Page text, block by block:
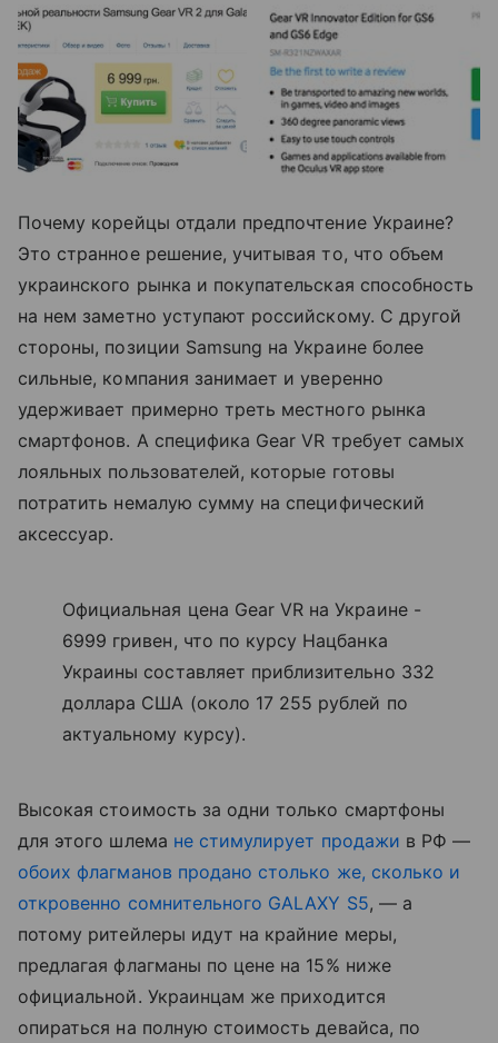
Почему корейцы отдали предпочтение Украине?
Это странное решение, учитывая то, что объем
украинского рынка и покупательская способность
на нем заметно уступают российскому. С другой
стороны, позиции Samsung на Украине более
сильные, компания занимает и уверенно
удерживает примерно треть местного рынка
смартфонов. А специфика Gear VR требует самых
лояльных пользователей, которые готовы
потратить немалую сумму на специфический
аксессуар.
Официальная цена Gear VR на Украине -
6999 гривен, что по курсу Нацбанка
Украины составляет приблизительно 332
доллара США (около 17 255 рублей по
актуальному курсу).
Высокая стоимость за одни только смартфоны
для этого шлема не стимулирует продажи в РФ —
обоих флагманов продано столько же, сколько и
откровенно сомнительного GALAXY S5, — а
потому ритейлеры идут на крайние меры,
предлагая флагманы по цене на 15% ниже
официальной. Украинцам же приходится
опираться на полную стоимость девайса, по